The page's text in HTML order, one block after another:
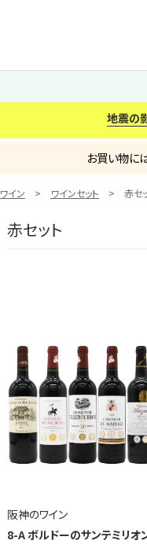
地震の
お買い物に
ワイン ワインセット 赤セ
赤セット
阪神のワイン
8-A ボルドーのサンテミリオ